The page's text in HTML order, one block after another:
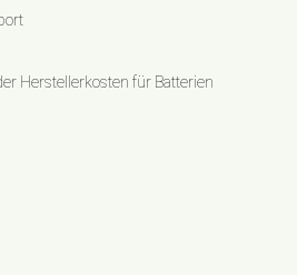
Herstellerkosten für Batterien